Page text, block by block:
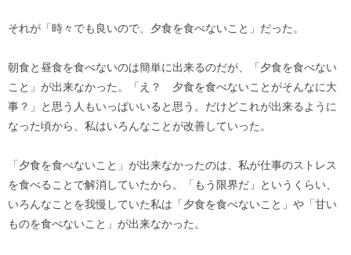
それが「時々でも良いので、夕食を食べないこと」だった。
朝食と昼食を食べないのは簡単に出来るのだが、「夕食を食べない
こと」が出来なかった。「え？ 夕食を食べないことがそんなに大
事？」と思う人もいっぱいいると思う。だけどこれが出来るように
なった頃から、私はいろんなことが改善していった。
「夕食を食べないこと」が出来なかったのは、私が仕事のストレス
を食べることで解消していたから。「もう限界だ」というくらい、
いろんなことを我慢していた私は「夕食を食べないこと」や「甘い
ものを食べないこと」が出来なかった。